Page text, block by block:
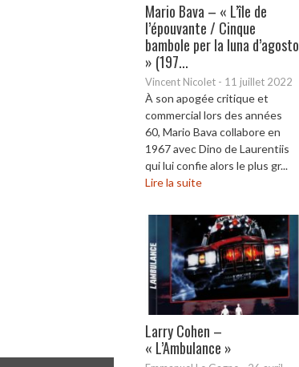
Mario Bava – « L’île de
l’épouvante / Cinque
bambole per la luna d’agosto
» (197...
Vincent Nicolet - 11 juillet 2022
À son apogée critique et
commercial lors des années
60, Mario Bava collabore en
1967 avec Dino de Laurentiis
qui lui confie alors le plus gr...
Lire la suite
Larry Cohen –
« L’Ambulance »